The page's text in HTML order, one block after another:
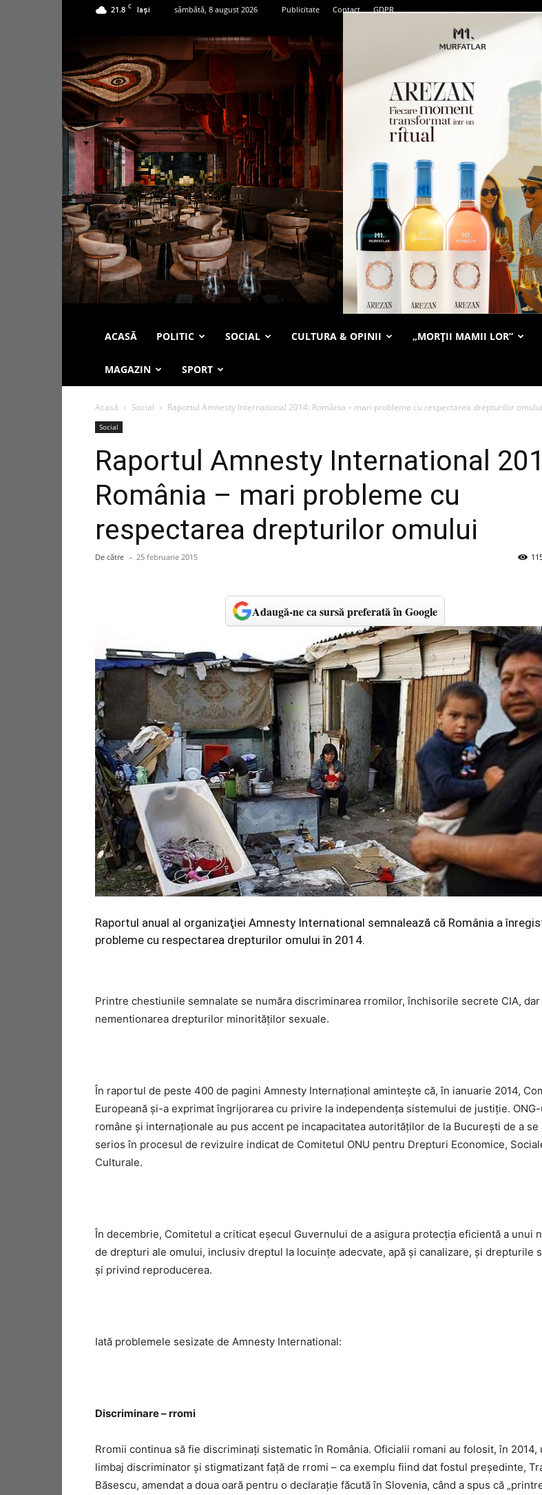
21.8 C Iași sâmbătă, 8 august 2026 Publicitate Contact GDPR
ACASĂ POLITIC SOCIAL CULTURA & OPINII „MORȚII MAMII LOR”
MAGAZIN SPORT
Acasă Social Raportul Amnesty International 2014: România – mari probleme cu respectarea drepturilor omului
Social
Raportul Amnesty International
România – mari probleme cu
respectarea drepturilor omului
De către - 25 februarie 2015
Adaugă-ne ca sursă preferată în Google
Raportul anual al organizaţiei Amnesty International semnalează că România a
probleme cu respectarea drepturilor omului în 2014.
Printre chestiunile semnalate se număra discriminarea rromilor, închisorile secrete CIA, dar
nementionarea drepturilor minorităţilor sexuale.
În raportul de peste 400 de pagini Amnesty Internaţional aminteşte că, în ianuarie 2014,
Europeană şi-a exprimat îngrijorarea cu privire la independenţa sistemului de justiţie.
române şi internaţionale au pus accent pe incapacitatea autorităţilor de la Bucureşti de a se
serios în procesul de revizuire indicat de Comitetul ONU pentru Drepturi Economice,
Culturale.
În decembrie, Comitetul a criticat eşecul Guvernului de a asigura protecţia eficientă a unui
de drepturi ale omului, inclusiv dreptul la locuinţe adecvate, apă şi canalizare, şi drepturile
şi privind reproducerea.
Iată problemele sesizate de Amnesty International:
Discriminare – rromi
Rromii continua să fie discriminaţi sistematic în România. Oficialii romani au folosit, în 2014,
limbaj discriminator şi stigmatizant faţă de rromi – ca exemplu fiind dat fostul preşedinte,
Băsescu, amendat a doua oară pentru o declaraţie făcută în Slovenia, când a spus că